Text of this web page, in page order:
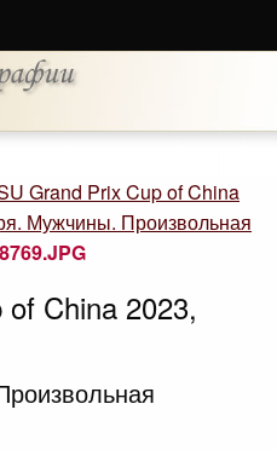
Grand Prix Cup of China
Мужчины. Произвольная
China 2023,